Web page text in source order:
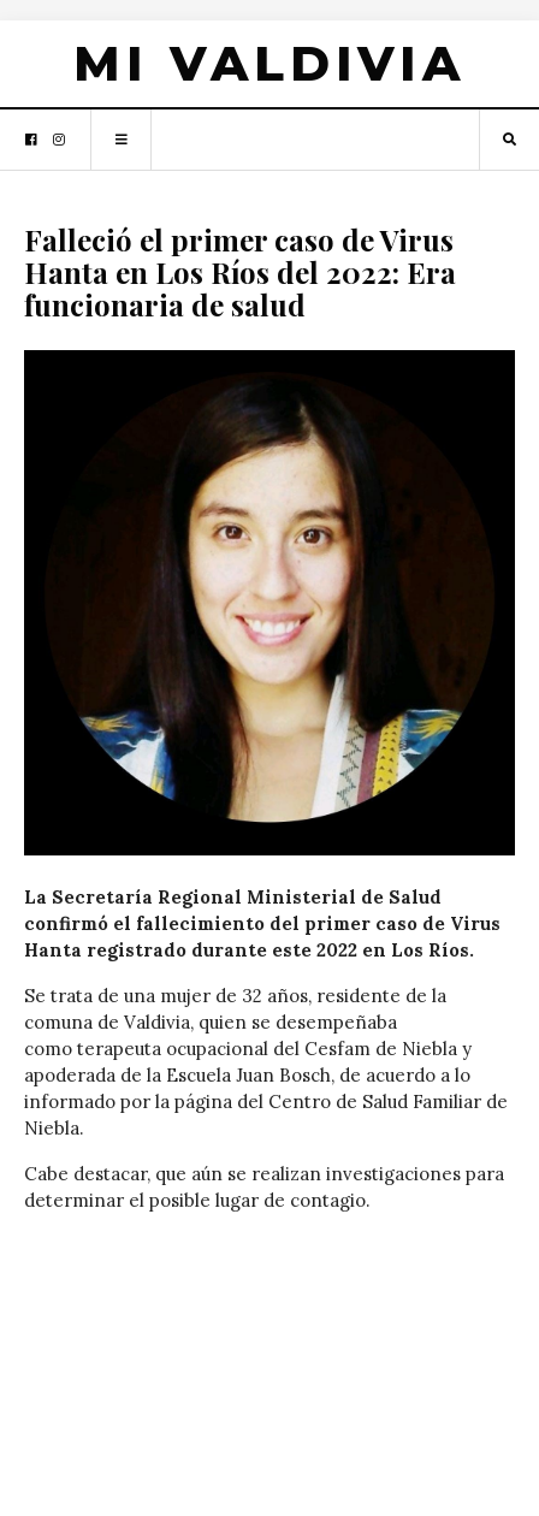
MI VALDIVIA
Falleció el primer caso de Virus
Hanta en Los Ríos del 2022: Era
funcionaria de salud
La Secretaría Regional Ministerial de Salud
confirmó el fallecimiento del primer caso de Virus
Hanta registrado durante este 2022 en Los Ríos.
Se trata de una mujer de 32 años, residente de la
comuna de Valdivia, quien se desempeñaba
como terapeuta ocupacional del Cesfam de Niebla y
apoderada de la Escuela Juan Bosch, de acuerdo a lo
informado por la página del Centro de Salud Familiar de
Niebla.
Cabe destacar, que aún se realizan investigaciones para
determinar el posible lugar de contagio.